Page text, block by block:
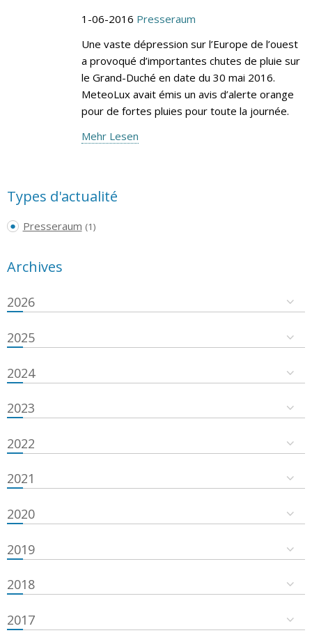
1-06-2016 Presseraum
Une vaste dépression sur l’Europe de l’ouest
a provoqué d’importantes chutes de pluie sur
le Grand-Duché en date du 30 mai 2016.
MeteoLux avait émis un avis d’alerte orange
pour de fortes pluies pour toute la journée.
Mehr Lesen
Types d'actualité
Presseraum (1)
Archives
2026
2025
2024
2023
2022
2021
2020
2019
2018
2017